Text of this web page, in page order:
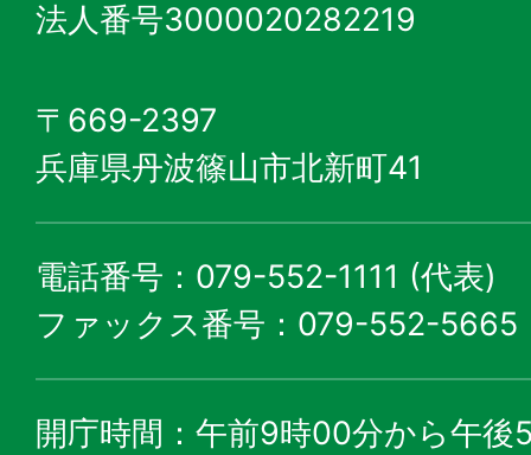
法人番号3000020282219
〒669-2397
兵庫県丹波篠山市北新町41
電話番号：079-552-1111 (代表)
ファックス番号：079-552-5665
開庁時間：午前9時00分から午後